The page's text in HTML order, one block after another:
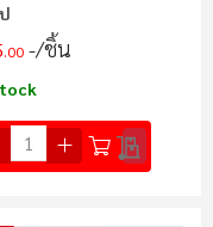
.00 /ชิ้น